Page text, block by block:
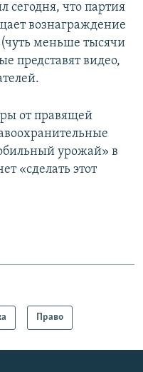
сегодня, что партия
вознаграждение
меньше тысячи
представят видео,
от правящей
урожай» в
«сделать этот
Право